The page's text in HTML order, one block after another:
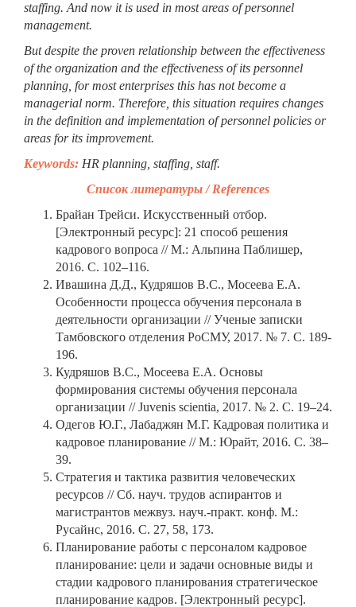
staffing. And now it is used in most areas of personnel
management.
But despite the proven relationship between the effectiveness
of the organization and the effectiveness of its personnel
planning, for most enterprises this has not become a
managerial norm. Therefore, this situation requires changes
in the definition and implementation of personnel policies or
areas for its improvement.
Keywords: HR planning, staffing, staff.
Список литературы / References
Брайан Трейси. Искусственный отбор.
[Электронный ресурс]: 21 способ решения
кадрового вопроса // М.: Альпина Паблишер,
2016. С. 102–116.
Ивашина Д.Д., Кудряшов В.С., Мосеева Е.А.
Особенности процесса обучения персонала в
деятельности организации // Ученые записки
Тамбовского отделения РоСМУ, 2017. № 7. С. 189-
196.
Кудряшов В.С., Мосеева Е.А. Основы
формирования системы обучения персонала
организации // Juvenis scientia, 2017. № 2. С. 19–24.
Одегов Ю.Г., Лабаджян М.Г. Кадровая политика и
кадровое планирование // М.: Юрайт, 2016. С. 38–
39.
Стратегия и тактика развития человеческих
ресурсов // Сб. науч. трудов аспирантов и
магистрантов межвуз. науч.-практ. конф. М.:
Русайнс, 2016. С. 27, 58, 173.
Планирование работы с персоналом кадровое
планирование: цели и задачи основные виды и
стадии кадрового планирования стратегическое
планирование кадров. [Электронный ресурс].